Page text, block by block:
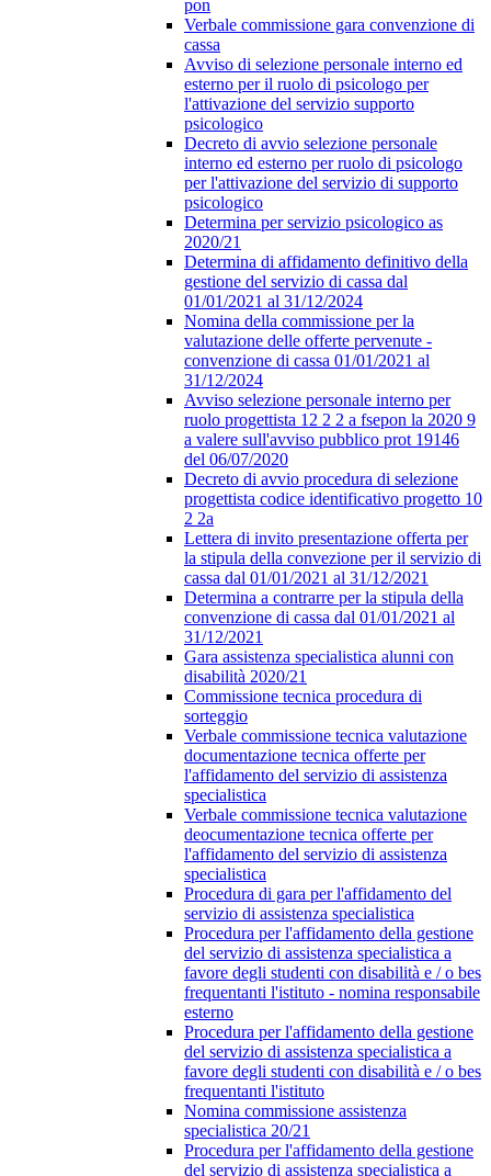
pon
Verbale commissione gara convenzione di
cassa
Avviso di selezione personale interno ed
esterno per il ruolo di psicologo per
l'attivazione del servizio supporto
psicologico
Decreto di avvio selezione personale
interno ed esterno per ruolo di psicologo
per l'attivazione del servizio di supporto
psicologico
Determina per servizio psicologico as
2020/21
Determina di affidamento definitivo della
gestione del servizio di cassa dal
01/01/2021 al 31/12/2024
Nomina della commissione per la
valutazione delle offerte pervenute -
convenzione di cassa 01/01/2021 al
31/12/2024
Avviso selezione personale interno per
ruolo progettista 12 2 2 a fsepon la 2020 9
a valere sull'avviso pubblico prot 19146
del 06/07/2020
Decreto di avvio procedura di selezione
progettista codice identificativo progetto 10
2 2a
Lettera di invito presentazione offerta per
la stipula della convezione per il servizio di
cassa dal 01/01/2021 al 31/12/2021
Determina a contrarre per la stipula della
convenzione di cassa dal 01/01/2021 al
31/12/2021
Gara assistenza specialistica alunni con
disabilità 2020/21
Commissione tecnica procedura di
sorteggio
Verbale commissione tecnica valutazione
documentazione tecnica offerte per
l'affidamento del servizio di assistenza
specialistica
Verbale commissione tecnica valutazione
deocumentazione tecnica offerte per
l'affidamento del servizio di assistenza
specialistica
Procedura di gara per l'affidamento del
servizio di assistenza specialistica
Procedura per l'affidamento della gestione
del servizio di assistenza specialistica a
favore degli studenti con disabilità e / o bes
frequentanti l'istituto - nomina responsabile
esterno
Procedura per l'affidamento della gestione
del servizio di assistenza specialistica a
favore degli studenti con disabilità e / o bes
frequentanti l'istituto
Nomina commissione assistenza
specialistica 20/21
Procedura per l'affidamento della gestione
del servizio di assistenza specialistica a